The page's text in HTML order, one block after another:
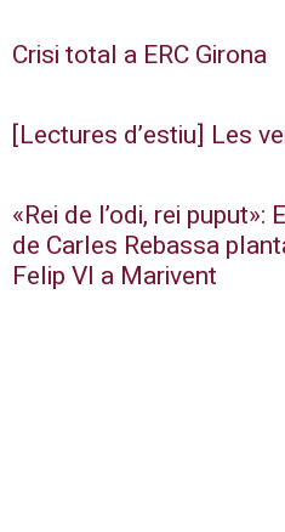
Crisi total a ERC Girona
[Lectures d’estiu] Les
«Rei de l’odi, rei
de Carles Rebassa
Felip VI a Marivent